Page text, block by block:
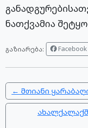
ნათქვამია
გაზიარება: Facebook
← მთიანი